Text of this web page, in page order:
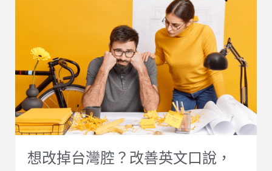
想改掉台灣腔？改善英文口說，